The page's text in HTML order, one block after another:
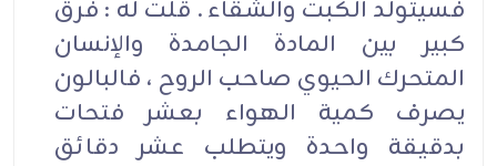
فسيتولد الكبت والشقاء . قلت له : فرق
كبير بين المادة الجامدة والإنسان
المتحرك الحيوي صاحب الروح ، فالبالون
يصرف كمية الهواء بعشر فتحات
بدقيقة واحدة ويتطلب عشر دقائق